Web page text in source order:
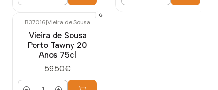
B37.016|Vieira de Sousa
Vieira de Sousa
Porto Tawny 20
Anos 75cl
59,50€